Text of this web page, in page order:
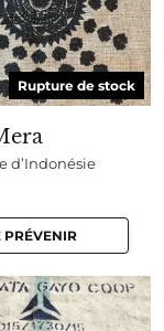
Rupture de stock
d’Indonésie
PRÉVENIR